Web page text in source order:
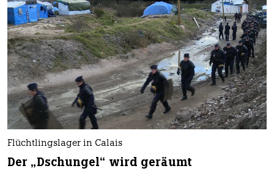
Flüchtlingslager in Calais
Der „Dschungel“ wird geräumt